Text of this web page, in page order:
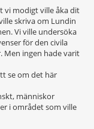
vi modigt ville åka dit
skriva om Lundin
Vi ville undersöka
för den civila
Men ingen hade varit
se om det här
människor
i området som ville